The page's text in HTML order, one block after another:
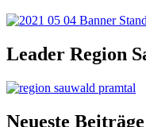
Leader Region
Neueste Beiträge